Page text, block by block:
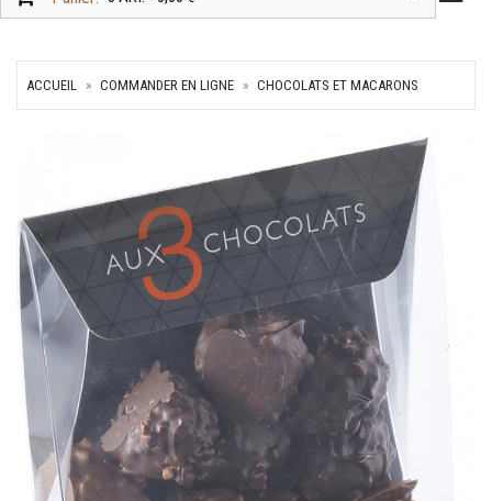
ACCUEIL COMMANDER EN LIGNE CHOCOLATS ET MACARONS